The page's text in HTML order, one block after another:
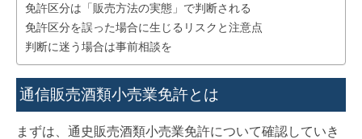
免許区分は「販売方法の実態」で判断される
免許区分を誤った場合に生じるリスクと注意点
判断に迷う場合は事前相談を
通信販売酒類小売業免許とは
まずは、通史販売酒類小売業免許について確認していき